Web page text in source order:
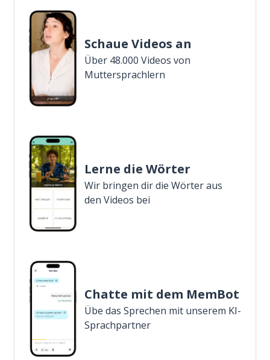
Schaue Videos an
Über 48.000 Videos von
Muttersprachlern
Lerne die Wörter
Wir bringen dir die Wörter aus
den Videos bei
Chatte mit dem MemBot
Übe das Sprechen mit unserem KI-
Sprachpartner